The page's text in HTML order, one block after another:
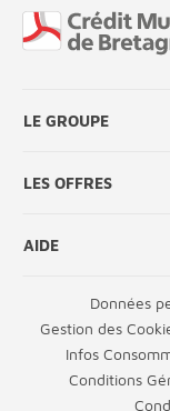
LE GROUPE
LES OFFRES
AIDE
Données
Gestion des
Infos
Conditions
Fin de page